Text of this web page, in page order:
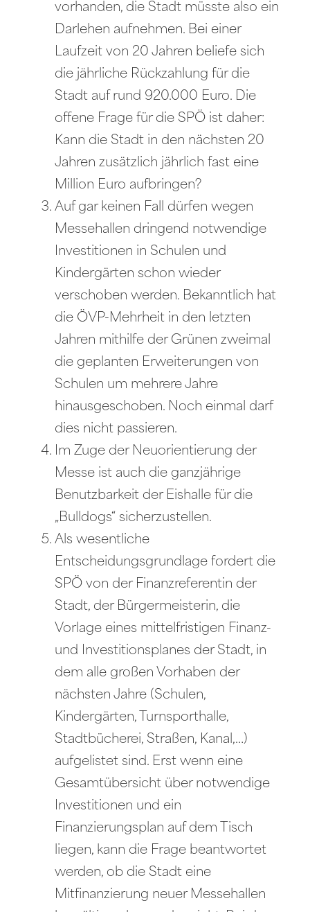
vorhanden, die Stadt müsste also ein
Darlehen aufnehmen. Bei einer
Laufzeit von 20 Jahren beliefe sich
die jährliche Rückzahlung für die
Stadt auf rund 920.000 Euro. Die
offene Frage für die SPÖ ist daher:
Kann die Stadt in den nächsten 20
Jahren zusätzlich jährlich fast eine
Million Euro aufbringen?
Auf gar keinen Fall dürfen wegen
Messehallen dringend notwendige
Investitionen in Schulen und
Kindergärten schon wieder
verschoben werden. Bekanntlich hat
die ÖVP-Mehrheit in den letzten
Jahren mithilfe der Grünen zweimal
die geplanten Erweiterungen von
Schulen um mehrere Jahre
hinausgeschoben. Noch einmal darf
dies nicht passieren.
Im Zuge der Neuorientierung der
Messe ist auch die ganzjährige
Benutzbarkeit der Eishalle für die
„Bulldogs“ sicherzustellen.
Als wesentliche
Entscheidungsgrundlage fordert die
SPÖ von der Finanzreferentin der
Stadt, der Bürgermeisterin, die
Vorlage eines mittelfristigen Finanz-
und Investitionsplanes der Stadt, in
dem alle großen Vorhaben der
nächsten Jahre (Schulen,
Kindergärten, Turnsporthalle,
Stadtbücherei, Straßen, Kanal,…)
aufgelistet sind. Erst wenn eine
Gesamtübersicht über notwendige
Investitionen und ein
Finanzierungsplan auf dem Tisch
liegen, kann die Frage beantwortet
werden, ob die Stadt eine
Mitfinanzierung neuer Messehallen